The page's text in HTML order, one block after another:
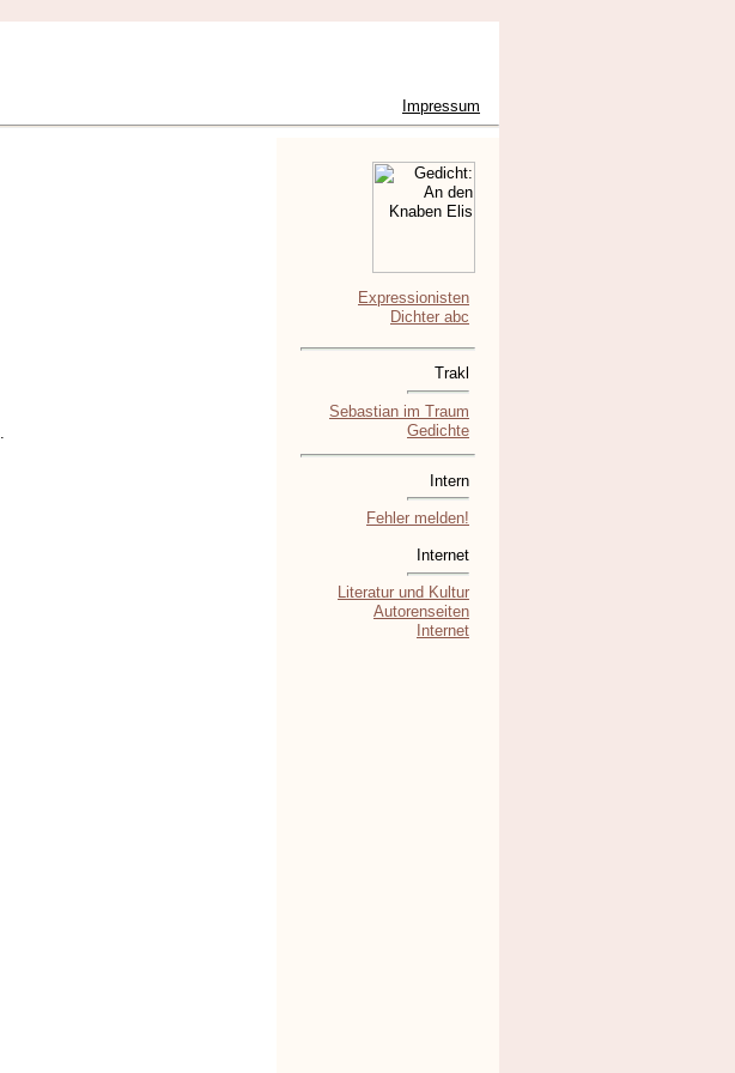
Impressum
Expressionisten
Dichter abc
Trakl
Sebastian im Traum
Gedichte
Intern
Fehler melden!
Internet
Literatur und Kultur
Autorenseiten
Internet